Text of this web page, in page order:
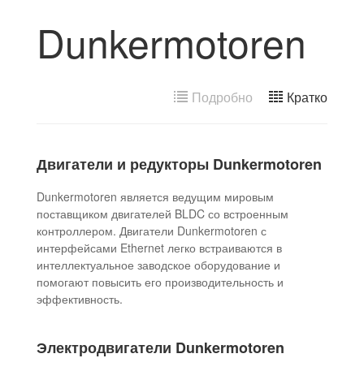
Dunkermotoren
Подробно Кратко
Двигатели и редукторы Dunkermotoren
Dunkermotoren является ведущим мировым
поставщиком двигателей BLDC со встроенным
контроллером. Двигатели Dunkermotoren с
интерфейсами Ethernet легко встраиваются в
интеллектуальное заводское оборудование и
помогают повысить его производительность и
эффективность.
Электродвигатели Dunkermotoren